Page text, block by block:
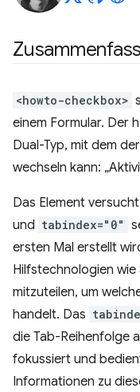
<howto-checkbox>
einem Formular. Der
Dual-Typ, mit dem
wechseln kann:
Das Element
und tabindex="0"
ersten Mal erstellt
Hilfstechnologien
mitzuteilen, um
handelt. Das
die Tab-Reihenfolge
fokussiert und
Informationen zu